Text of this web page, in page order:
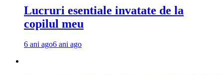
Lucruri esentiale invatate de la
copilul meu
6 ani ago6 ani ago